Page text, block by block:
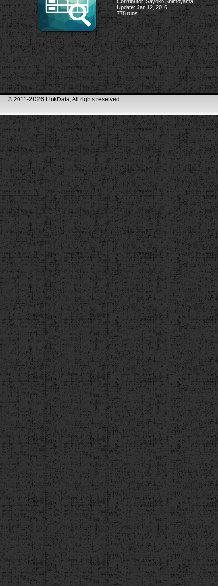
Contributor: Sayoko Shimoyama
Update: Jan 12, 2016
778 runs
© 2011-2026 LinkData, All rights reserved.